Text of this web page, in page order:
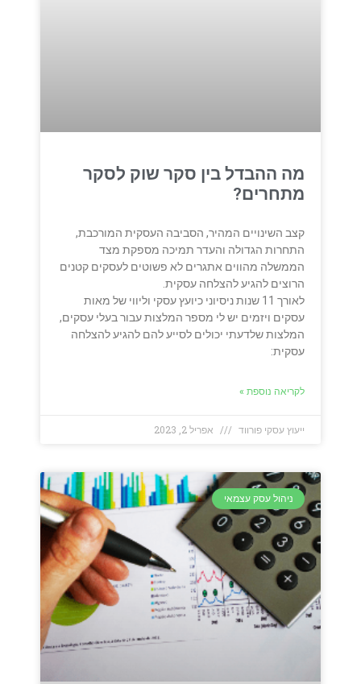
מה ההבדל בין סקר שוק לסקר
מתחרים?
קצב השינויים המהיר, הסביבה העסקית המורכבת,
התחרות הגדולה והעדר תמיכה מספקת מצד
הממשלה מהווים אתגרים לא פשוטים לעסקים קטנים
הרוצים להגיע להצלחה עסקית.
לאורך 11 שנות ניסיוני כיועץ עסקי וליווי של מאות
עסקים ויזמים יש לי מספר המלצות עבור בעלי עסקים,
המלצות שלדעתי יכולים לסייע להם להגיע להצלחה
עסקית:
לקריאה נוספת »
ייעוץ עסקי פורווד אפריל 2, 2023
ניהול עסק עצמאי